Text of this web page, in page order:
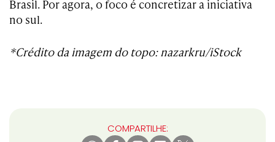
Brasil. Por agora, o foco é concretizar a iniciativa
no sul.
*Crédito da imagem do topo: nazarkru/iStock
COMPARTILHE: